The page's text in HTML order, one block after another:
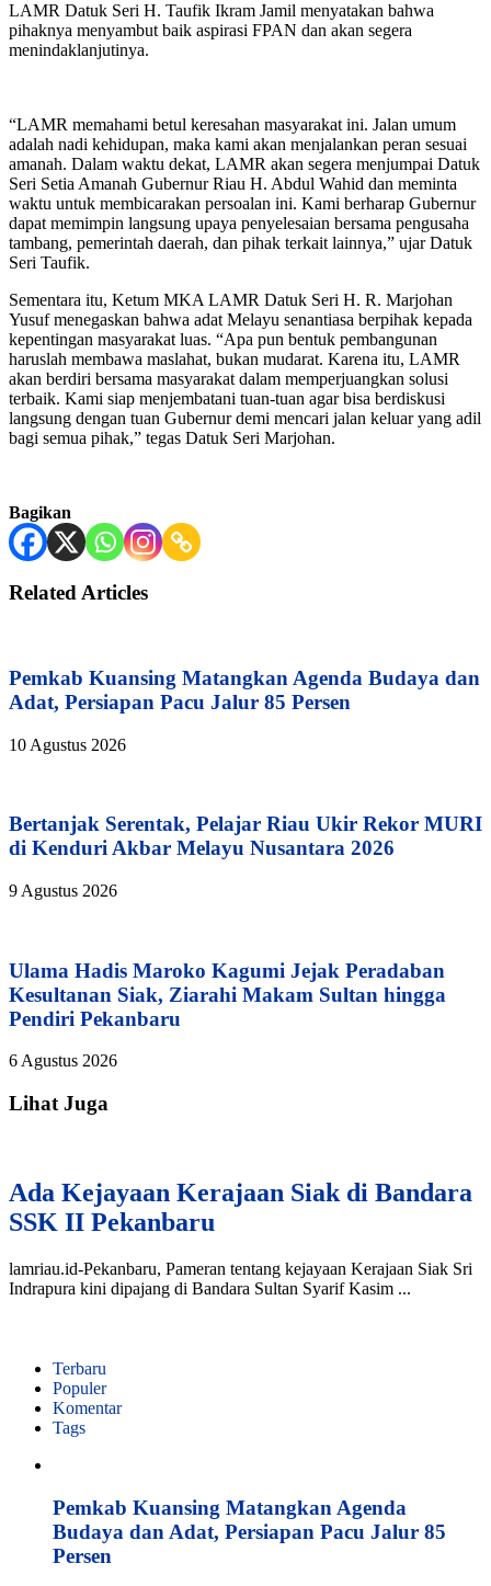
LAMR Datuk Seri H. Taufik Ikram Jamil menyatakan bahwa
pihaknya menyambut baik aspirasi FPAN dan akan segera
menindaklanjutinya.
“LAMR memahami betul keresahan masyarakat ini. Jalan umum
adalah nadi kehidupan, maka kami akan menjalankan peran sesuai
amanah. Dalam waktu dekat, LAMR akan segera menjumpai Datuk
Seri Setia Amanah Gubernur Riau H. Abdul Wahid dan meminta
waktu untuk membicarakan persoalan ini. Kami berharap Gubernur
dapat memimpin langsung upaya penyelesaian bersama pengusaha
tambang, pemerintah daerah, dan pihak terkait lainnya,” ujar Datuk
Seri Taufik.
Sementara itu, Ketum MKA LAMR Datuk Seri H. R. Marjohan
Yusuf menegaskan bahwa adat Melayu senantiasa berpihak kepada
kepentingan masyarakat luas. “Apa pun bentuk pembangunan
haruslah membawa maslahat, bukan mudarat. Karena itu, LAMR
akan berdiri bersama masyarakat dalam memperjuangkan solusi
terbaik. Kami siap menjembatani tuan-tuan agar bisa berdiskusi
langsung dengan tuan Gubernur demi mencari jalan keluar yang adil
bagi semua pihak,” tegas Datuk Seri Marjohan.
Bagikan
Related Articles
Pemkab Kuansing Matangkan Agenda Budaya dan
Adat, Persiapan Pacu Jalur 85 Persen
10 Agustus 2026
Bertanjak Serentak, Pelajar Riau Ukir Rekor MURI
di Kenduri Akbar Melayu Nusantara 2026
9 Agustus 2026
Ulama Hadis Maroko Kagumi Jejak Peradaban
Kesultanan Siak, Ziarahi Makam Sultan hingga
Pendiri Pekanbaru
6 Agustus 2026
Lihat Juga
Ada Kejayaan Kerajaan Siak di Bandara
SSK II Pekanbaru
lamriau.id-Pekanbaru, Pameran tentang kejayaan Kerajaan Siak Sri
Indrapura kini dipajang di Bandara Sultan Syarif Kasim ...
Terbaru
Populer
Komentar
Tags
Pemkab Kuansing Matangkan Agenda
Budaya dan Adat, Persiapan Pacu Jalur 85
Persen